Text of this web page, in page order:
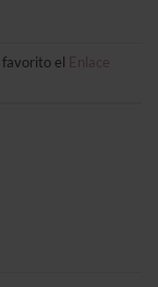
favorito el Enlace